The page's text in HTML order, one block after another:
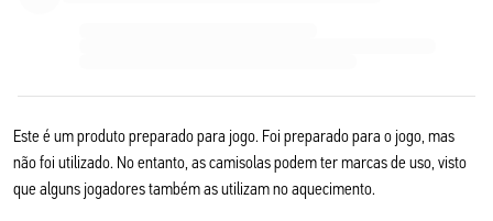
Este é um produto preparado para jogo. Foi preparado para o jogo, mas
não foi utilizado. No entanto, as camisolas podem ter marcas de uso, visto
que alguns jogadores também as utilizam no aquecimento.